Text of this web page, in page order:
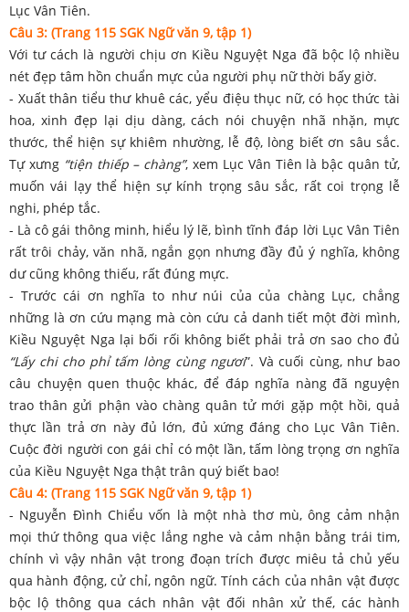
Lục Vân Tiên.
Câu 3: (Trang 115 SGK Ngữ văn 9, tập 1)
Với tư cách là người chịu ơn Kiều Nguyệt Nga đã bộc lộ nhiều
nét đẹp tâm hồn chuẩn mực của người phụ nữ thời bấy giờ.
- Xuất thân tiểu thư khuê các, yểu điệu thục nữ, có học thức tài
hoa, xinh đẹp lại dịu dàng, cách nói chuyện nhã nhặn, mực
thước, thể hiện sự khiêm nhường, lễ độ, lòng biết ơn sâu sắc.
Tự xưng “tiện thiếp – chàng”, xem Lục Vân Tiên là bậc quân tử,
muốn vái lạy thể hiện sự kính trọng sâu sắc, rất coi trọng lễ
nghi, phép tắc.
- Là cô gái thông minh, hiểu lý lẽ, bình tĩnh đáp lời Lục Vân Tiên
rất trôi chảy, văn nhã, ngắn gọn nhưng đầy đủ ý nghĩa, không
dư cũng không thiếu, rất đúng mực.
- Trước cái ơn nghĩa to như núi của của chàng Lục, chẳng
những là ơn cứu mạng mà còn cứu cả danh tiết một đời mình,
Kiều Nguyệt Nga lại bối rối không biết phải trả ơn sao cho đủ
“Lấy chi cho phỉ tấm lòng cùng ngươi”. Và cuối cùng, như bao
câu chuyện quen thuộc khác, để đáp nghĩa nàng đã nguyện
trao thân gửi phận vào chàng quân tử mới gặp một hồi, quả
thực lần trả ơn này đủ lớn, đủ xứng đáng cho Lục Vân Tiên.
Cuộc đời người con gái chỉ có một lần, tấm lòng trọng ơn nghĩa
của Kiều Nguyệt Nga thật trân quý biết bao!
Câu 4: (Trang 115 SGK Ngữ văn 9, tập 1)
- Nguyễn Đình Chiểu vốn là một nhà thơ mù, ông cảm nhận
mọi thứ thông qua việc lắng nghe và cảm nhận bằng trái tim,
chính vì vậy nhân vật trong đoạn trích được miêu tả chủ yếu
qua hành động, cử chỉ, ngôn ngữ. Tính cách của nhân vật được
bộc lộ thông qua cách nhân vật đối nhân xử thế, các hành